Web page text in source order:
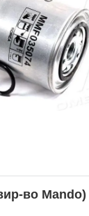
во Mando)